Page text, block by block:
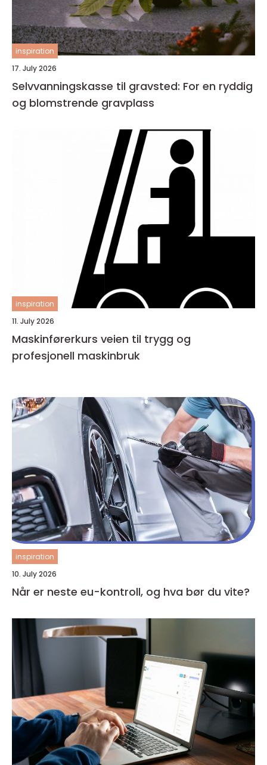
inspiration
17. July 2026
Selvvanningskasse til gravsted: For en ryddig
og blomstrende gravplass
inspiration
11. July 2026
Maskinførerkurs veien til trygg og
profesjonell maskinbruk
inspiration
10. July 2026
Når er neste eu-kontroll, og hva bør du vite?